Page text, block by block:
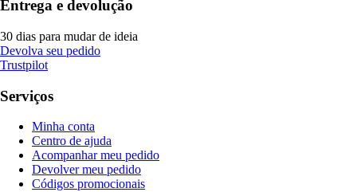
Entrega e devolução
30 dias para mudar de ideia
Devolva seu pedido
Trustpilot
Serviços
Minha conta
Centro de ajuda
Acompanhar meu pedido
Devolver meu pedido
Códigos promocionais